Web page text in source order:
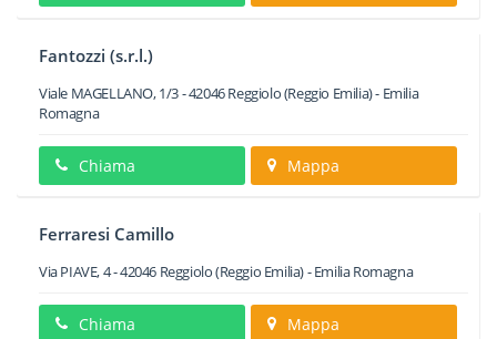
Fantozzi (s.r.l.)
Viale MAGELLANO, 1/3-42046Reggiolo(Reggio Emilia) - Emilia
Romagna
Chiama Mappa
Ferraresi Camillo
Via PIAVE, 4-42046 Reggiolo(Reggio Emilia) -Emilia Romagna
Chiama Mappa